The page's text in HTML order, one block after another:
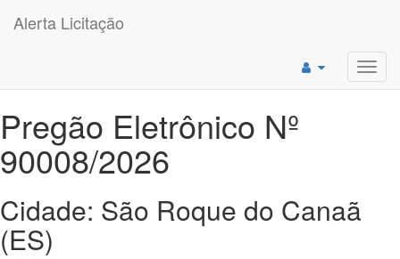
Alerta Licitação
Pregão Eletrônico Nº
90008/2026
Cidade: São Roque do Canaã
(ES)